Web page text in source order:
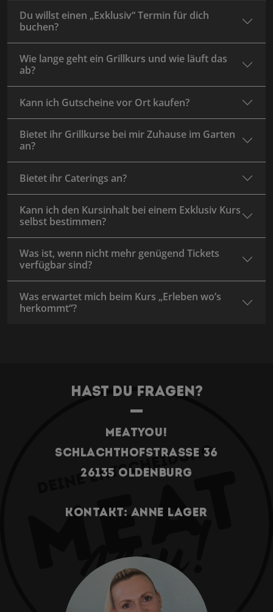
Du willst einen „Exklusiv“ Termin für dich
buchen?
Wie lange geht ein Grillkurs und wie läuft das
ab?
Kann ich Gutscheine vor Ort kaufen?
Bietet ihr Grillkurse bei mir Zuhause im Garten
an?
Bietet ihr Caterings an?
Kann ich den Kursinhalt bei einem Exklusiv Kurs
selbst bestimmen?
Was ist, wenn nicht mehr genügend Tickets
verfügbar sind?
Was erwartet mich beim Kurs „Erleben wo’s
herkommt“?
Hast du Fragen?
Meatyou!
Schlachthofstrasse 36
26135 Oldenburg
Kontakt: Anne Lager